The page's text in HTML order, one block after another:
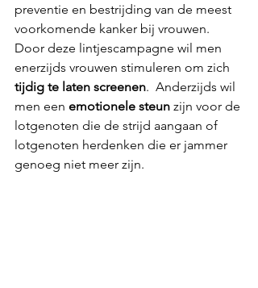
preventie en bestrijding van de meest
voorkomende kanker bij vrouwen.
Door deze lintjescampagne wil men
enerzijds vrouwen stimuleren om zich
tijdig te laten screenen.  Anderzijds wil
men een emotionele steun zijn voor de
lotgenoten die de strijd aangaan of
lotgenoten herdenken die er jammer
genoeg niet meer zijn.